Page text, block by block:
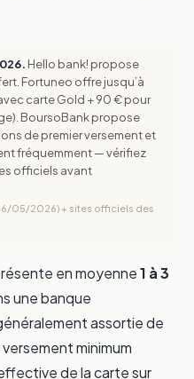
Hello bank! propose
Fortuneo offre jusqu’à
carte Gold + 90 € pour
BoursoBank propose
de premier versement et
fréquemment — vérifiez
officiels avant
05/2026) + sites officiels des
en moyenne1 à 3
une banque
assortie de
minimum
de la carte sur